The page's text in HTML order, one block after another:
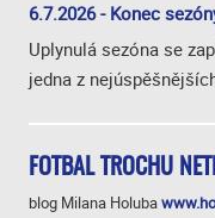
6.7.2026 - Konec
Uplynulá sezóna se
jedna z
FOTBAL TROCHU
blog Milana Holuba